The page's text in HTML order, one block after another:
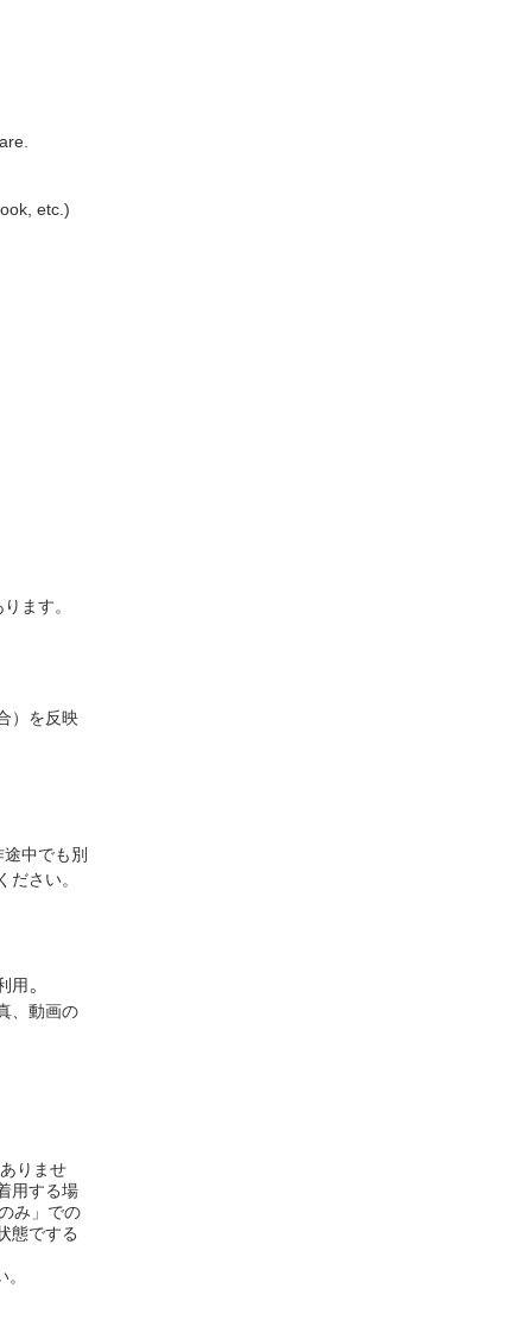
etc.)
ます。
）を反映
中でも別
さい。
用。
、動画の
りませ
用する場
み」での
態でする